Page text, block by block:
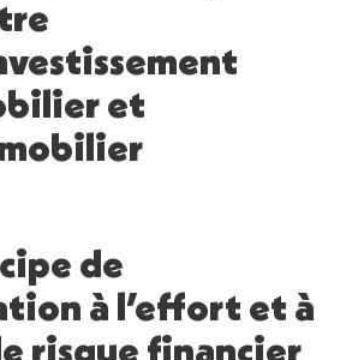
et
de
à l’effort et à